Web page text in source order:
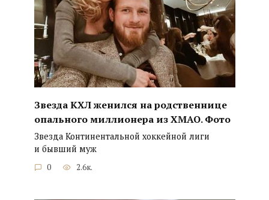
Звезда КХЛ женился на родственнице
опального миллионера из ХМАО. Фото
Звезда Континентальной хоккейной лиги
и бывший муж
0 2.6к.